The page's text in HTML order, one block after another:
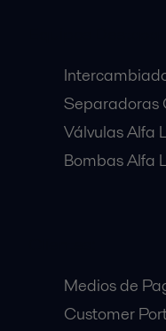
Separadoras
Válvulas Alfa
Bombas Alfa
Medios de
Customer